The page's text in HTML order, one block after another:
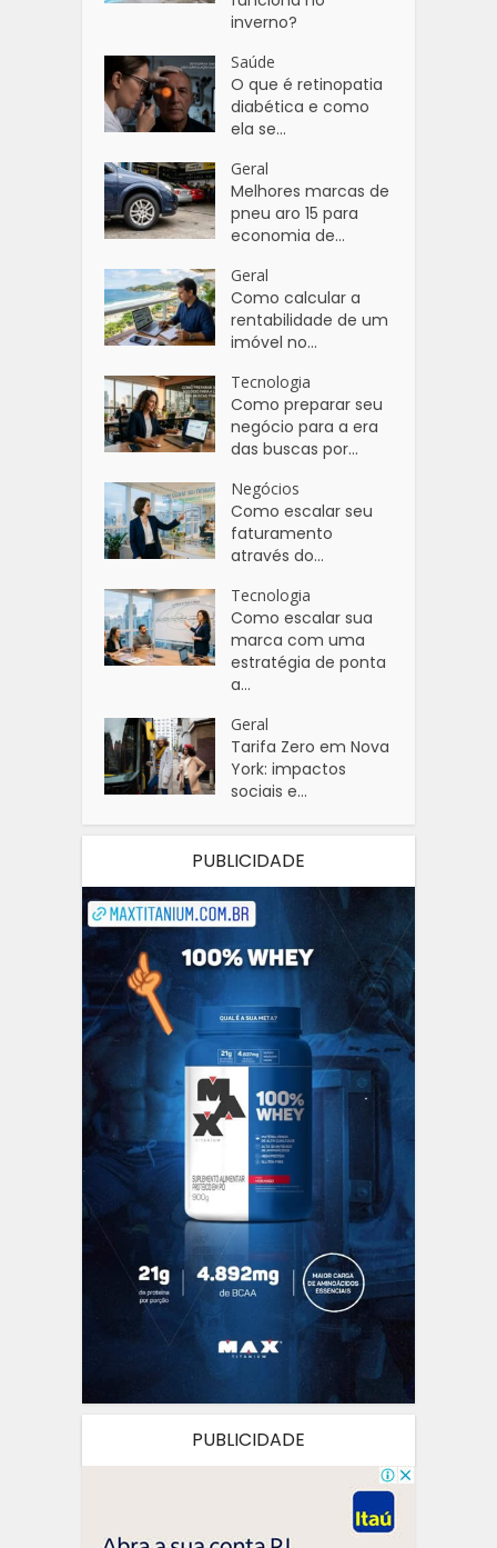
inverno?
Saúde
O que é retinopatia
diabética e como
ela se...
Geral
Melhores marcas de
pneu aro 15 para
economia de...
Geral
Como calcular a
rentabilidade de um
imóvel no...
Tecnologia
Como preparar seu
negócio para a era
das buscas por...
Negócios
Como escalar seu
faturamento
através do...
Tecnologia
Como escalar sua
marca com uma
estratégia de ponta
a...
Geral
Tarifa Zero em Nova
York: impactos
sociais e...
PUBLICIDADE
PUBLICIDADE